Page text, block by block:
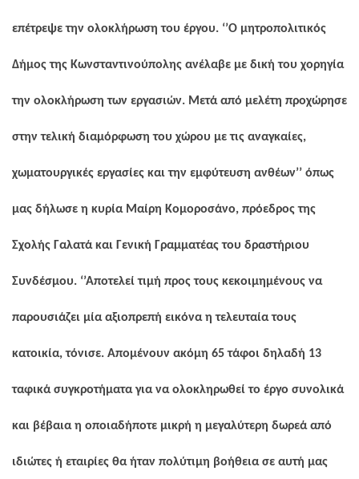
επέτρεψε την ολοκλήρωση του έργου. ‘’Ο μητροπολιτικός
Δήμος της Κωνσταντινούπολης ανέλαβε με δική του χορηγία
την ολοκλήρωση των εργασιών. Μετά από μελέτη προχώρησε
στην τελική διαμόρφωση του χώρου με τις αναγκαίες,
χωματουργικές εργασίες και την εμφύτευση ανθέων’’ όπως
μας δήλωσε η κυρία Μαίρη Κομοροσάνο, πρόεδρος της
Σχολής Γαλατά και Γενική Γραμματέας του δραστήριου
Συνδέσμου. ‘’Αποτελεί τιμή προς τους κεκοιμημένους να
παρουσιάζει μία αξιοπρεπή εικόνα η τελευταία τους
κατοικία, τόνισε. Απομένουν ακόμη 65 τάφοι δηλαδή 13
ταφικά συγκροτήματα για να ολοκληρωθεί το έργο συνολικά
και βέβαια η οποιαδήποτε μικρή η μεγαλύτερη δωρεά από
ιδιώτες ή εταιρίες θα ήταν πολύτιμη βοήθεια σε αυτή μας